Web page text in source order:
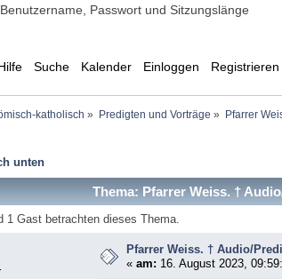
Passwort und Sitzungslänge
Suche Kalender Einloggen Registrieren
katholisch » Predigten und Vorträge » Pfarrer
unten
Thema: Pfarrer Weiss. †
1 Gast betrachten dieses Thema.
Pfarrer Weiss. † Audio/
«am: 16. August 2023,